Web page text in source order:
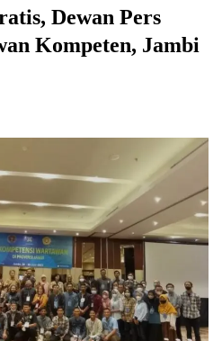
Dewan Pers
Kompeten, Jambi